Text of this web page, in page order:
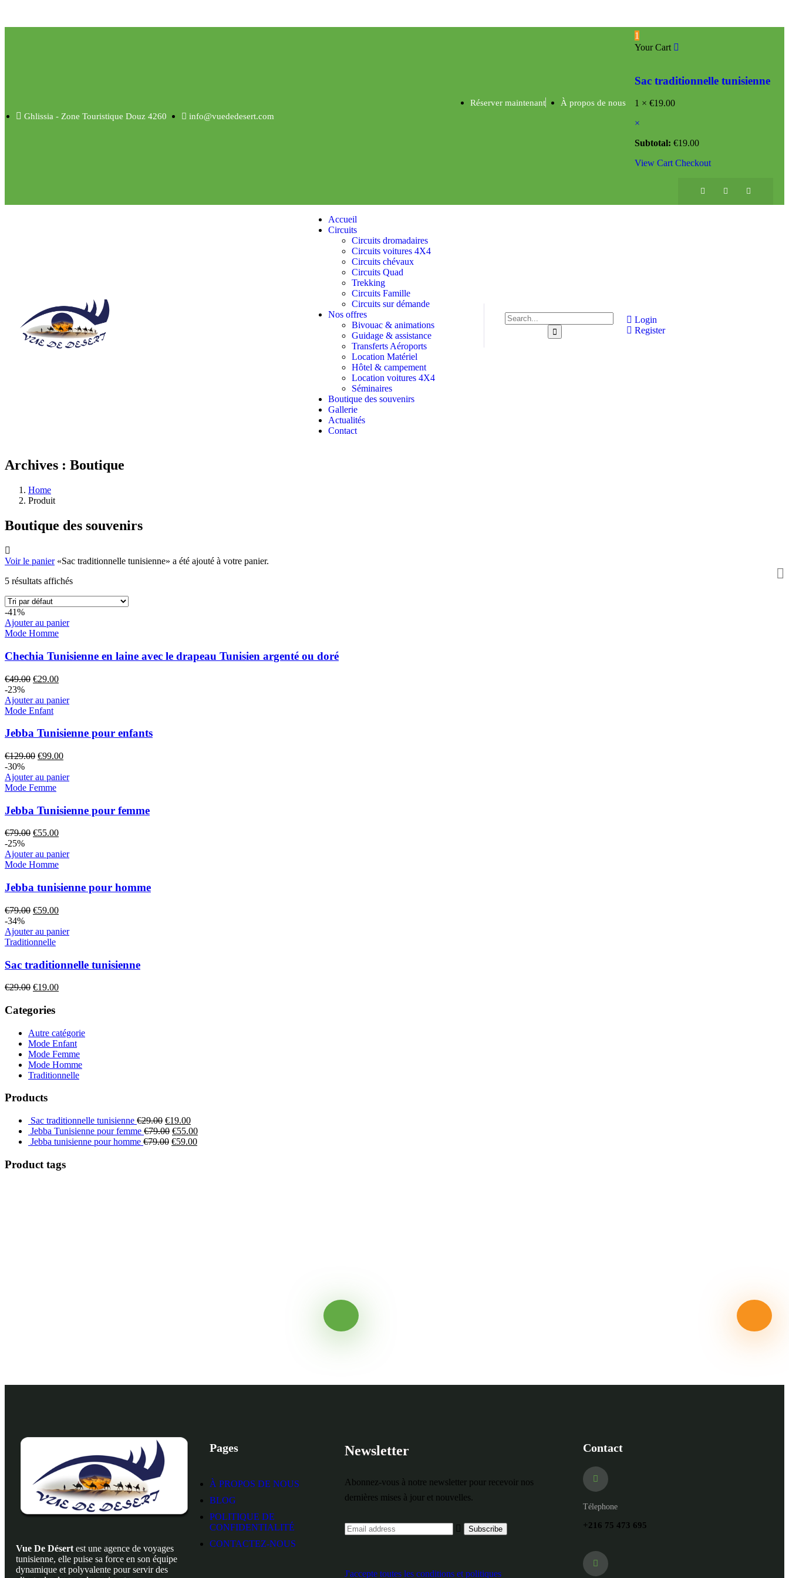
Ghlissia - Zone Touristique Douz 4260 info@vuededesert.com
Réserver maintenant À propos de nous
1
Your Cart
Sac traditionnelle tunisienne
1 × €19.00
×
Subtotal: €19.00
View Cart Checkout
Accueil
Circuits
Circuits dromadaires
Circuits voitures 4X4
Circuits chévaux
Circuits Quad
Trekking
Circuits Famille
Circuits sur démande
Nos offres
Bivouac & animations
Guidage & assistance
Transferts Aéroports
Location Matériel
Hôtel & campement
Location voitures 4X4
Séminaires
Boutique des souvenirs
Gallerie
Actualités
Contact
Login
Register
Archives : Boutique
Home
Produit
Boutique des souvenirs
Voir le panier«Sac traditionnelle tunisienne» a été ajouté à votre panier.
5 résultats affichés
-41%
Ajouter au panier
Mode Homme
Chechia Tunisienne en laine avec le drapeau Tunisien argenté ou doré
€49.00 €29.00
-23%
Ajouter au panier
Mode Enfant
Jebba Tunisienne pour enfants
€129.00 €99.00
-30%
Ajouter au panier
Mode Femme
Jebba Tunisienne pour femme
€79.00 €55.00
-25%
Ajouter au panier
Mode Homme
Jebba tunisienne pour homme
€79.00 €59.00
-34%
Ajouter au panier
Traditionnelle
Sac traditionnelle tunisienne
€29.00 €19.00
Categories
Autre catégorie
Mode Enfant
Mode Femme
Mode Homme
Traditionnelle
Products
Sac traditionnelle tunisienne €29.00 €19.00
Jebba Tunisienne pour femme €79.00 €55.00
Jebba tunisienne pour homme €79.00 €59.00
Product tags
Vue De Désert est une agence de voyages
tunisienne, elle puise sa force en son équipe
dynamique et polyvalente pour servir des
Pages
À PROPOS DE NOUS
BLOG
POLITIQUE DE
CONFIDENTIALITÉ
CONTACTEZ-NOUS
Newsletter
Abonnez-vous à notre newsletter pour recevoir nos
dernières mises à jour et nouvelles.
J'accepte toutes les conditions et politiques
Contact
Télephone
+216 75 473 695